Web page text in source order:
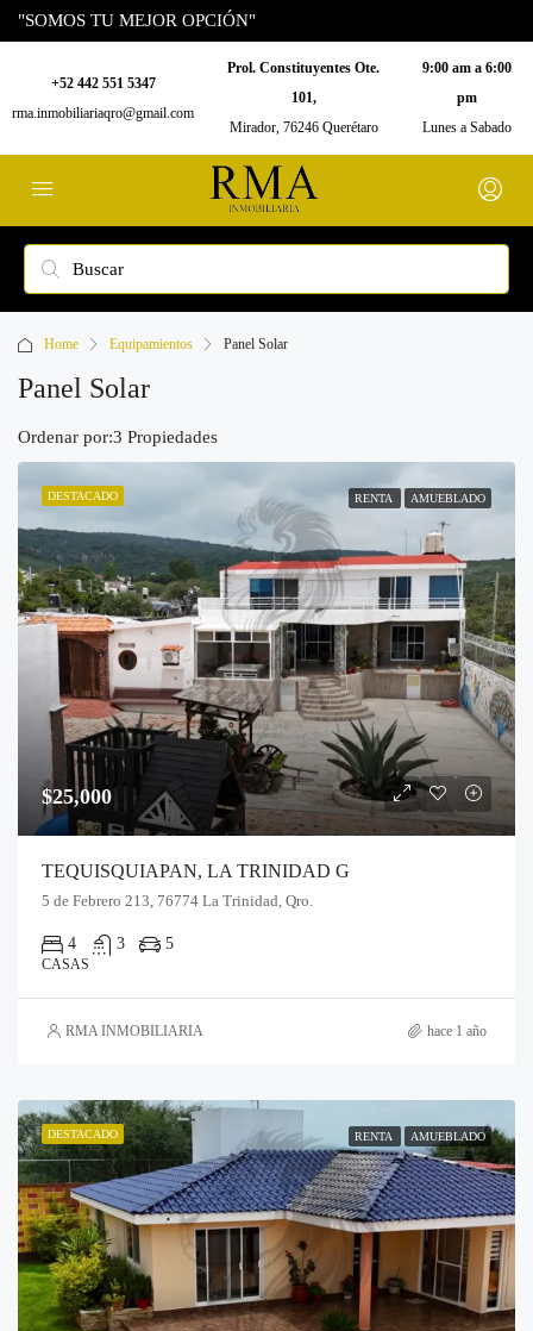
"SOMOS TU MEJOR OPCIÓN"
+52 442 551 5347
rma.inmobiliariaqro@gmail.com
Prol. Constituyentes Ote.
101,
Mirador, 76246 Querétaro
9:00 am a 6:00
pm
Lunes a Sabado
Home Equipamientos Panel Solar
Panel Solar
3 Propiedades
Ordenar por:
DESTACADO RENTA AMUEBLADO
$25,000
TEQUISQUIAPAN, LA TRINIDAD G
5 de Febrero 213, 76774 La Trinidad, Qro.
4 3 5
CASAS
RMA INMOBILIARIA hace 1 año
DESTACADO RENTA AMUEBLADO